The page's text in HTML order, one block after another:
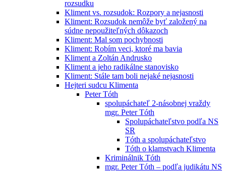
rozsudku
Kliment vs. rozsudok: Rozpory a nejasnosti
Kliment: Rozsudok nemôže byť založený na
súdne nepoužiteľných dôkazoch
Kliment: Mal som pochybnosti
Kliment: Robím veci, ktoré ma bavia
Kliment a Zoltán Andrusko
Kliment a jeho radikálne stanovisko
Kliment: Stále tam boli nejaké nejasnosti
Hejteri sudcu Klimenta
Peter Tóth
spolupáchateľ 2-násobnej vraždy
mgr. Peter Tóth
Spolupáchateľstvo podľa NS
SR
Tóth a spolupáchateľstvo
Tóth o klamstvach Klimenta
Kriminálnik Tóth
mgr. Peter Tóth – podľa judikátu NS